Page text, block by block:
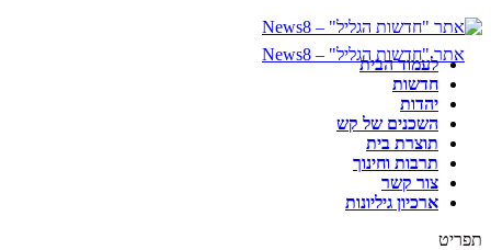
לעמוד הבית
חדשות
יהדות
השכנים של קש
תוצרת בית
תרבות וחינוך
צור קשר
ארכיון גיליונות
תפריט